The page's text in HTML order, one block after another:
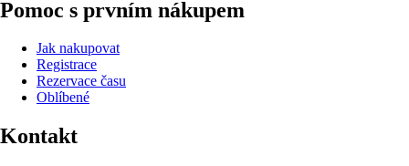
Pomoc s prvním nákupem
Jak nakupovat
Registrace
Rezervace času
Oblíbené
Kontakt